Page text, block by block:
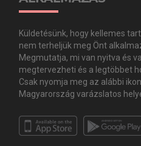
Küldetésünk, hogy kellemes
nem terheljük meg Önt
Megmutatja, mi van nyitva és
megtervezheti és a legtöbbet
Csak nyomja meg az alábbi
Magyarország varázslatos